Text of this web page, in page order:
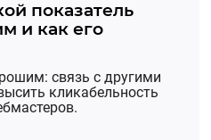
показатель
и как его
связь с другими
кликабельность